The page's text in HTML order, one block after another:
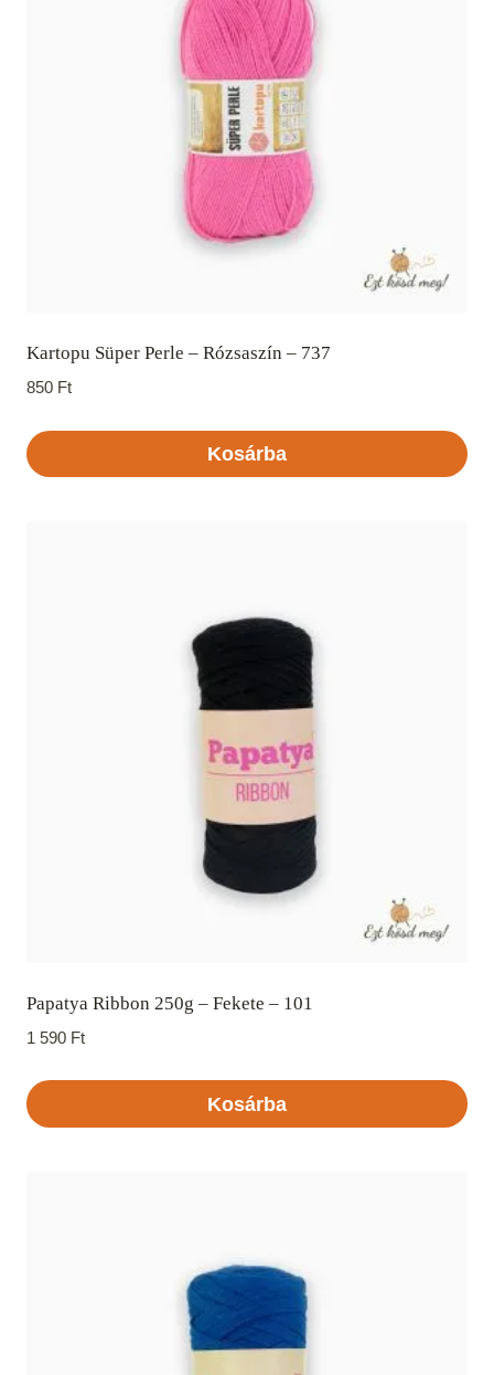
Kartopu Süper Perle – Rózsaszín – 737
850 Ft
Kosárba
Papatya Ribbon 250g – Fekete – 101
1 590 Ft
Kosárba